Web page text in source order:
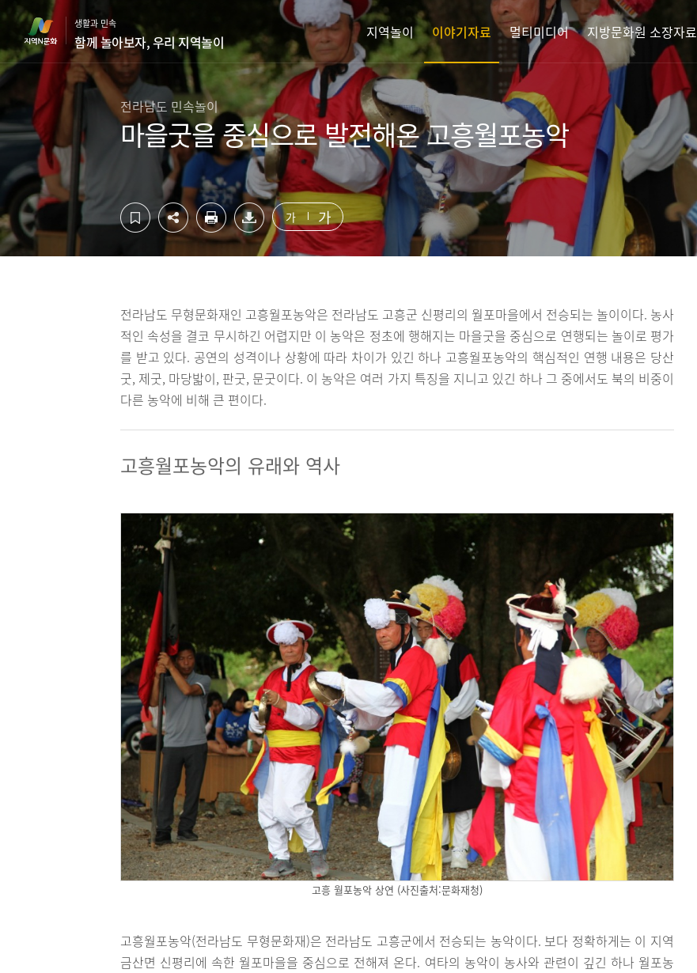
컨
츠
영
역
로
가
하
영
역
바
가
기
생활과 민속
함께 놀아보자, 우리 지역놀이
지역놀이 이야기자료 멀티미디어 지방문화원 소장자료
전라남도 민속놀이
마을굿을 중심으로 발전해온 고흥월포농악
가 가
전라남도 무형문화재인 고흥월포농악은 전라남도 고흥군 신평리의 월포마을에서 전승되는 놀이이다. 농사
적인 속성을 결코 무시하긴 어렵지만 이 농악은 정초에 행해지는 마을굿을 중심으로 연행되는 놀이로 평가
를 받고 있다. 공연의 성격이나 상황에 따라 차이가 있긴 하나 고흥월포농악의 핵심적인 연행 내용은 당산
굿, 제굿, 마당밟이, 판굿, 문굿이다. 이 농악은 여러 가지 특징을 지니고 있긴 하나 그 중에서도 북의 비중이
다른 농악에 비해 큰 편이다.
고흥월포농악의 유래와 역사
고흥 월포농악 상연 (사진출처:문화재청)
고흥월포농악(전라남도 무형문화재)은 전라남도 고흥군에서 전승되는 농악이다. 보다 정확하게는 이 지역
금산면 신평리에 속한 월포마을을 중심으로 전해져 온다. 여타의 농악이 농사와 관련이 깊긴 하나 월포농